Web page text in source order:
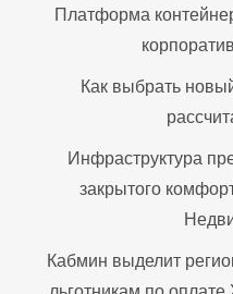
Платформа
Как выбрать
Инфраструктура
закрытого
Кабмин выделит